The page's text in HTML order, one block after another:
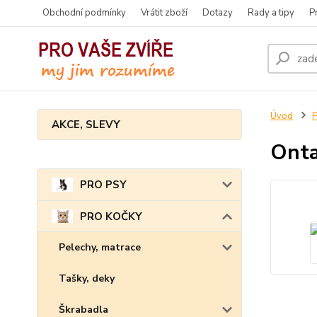
Obchodní podmínky Vrátit zboží Dotazy Rady a tipy
AKCE, SLEVY
PRO PSY
PRO KOČKY
Pelechy, matrace
Tašky, deky
Škrabadla
Úvod